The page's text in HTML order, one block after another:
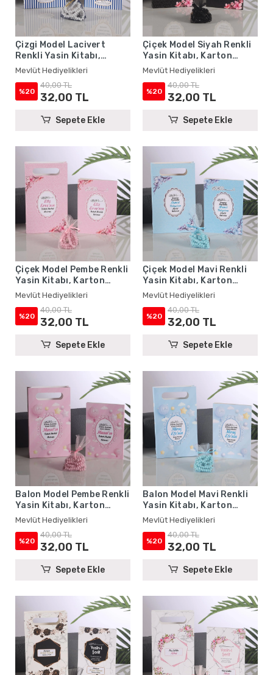
Çizgi Model Lacivert
Renkli Yasin Kitabı,
Karton Çanta ve Tesbih -
Mevlüt Hediyelikleri
Mevlüt Hediyelikleri
%20
40,00 TL
32,00 TL
Sepete Ekle
Çiçek Model Siyah Renkli
Yasin Kitabı, Karton
Çanta ve Tesbih - Mevlüt
Hediyelikleri
Mevlüt Hediyelikleri
%20
40,00 TL
32,00 TL
Sepete Ekle
Çiçek Model Pembe Renkli
Yasin Kitabı, Karton
Çanta ve Tesbih - Mevlüt
Hediyelikleri
Mevlüt Hediyelikleri
%20
40,00 TL
32,00 TL
Sepete Ekle
Çiçek Model Mavi Renkli
Yasin Kitabı, Karton
Çanta ve Tesbih - Mevlüt
Hediyelikleri
Mevlüt Hediyelikleri
%20
40,00 TL
32,00 TL
Sepete Ekle
Balon Model Pembe Renkli
Yasin Kitabı, Karton
Çanta ve Tesbih - Mevlüt
Hediyelikleri
Mevlüt Hediyelikleri
%20
40,00 TL
32,00 TL
Sepete Ekle
Balon Model Mavi Renkli
Yasin Kitabı, Karton
Çanta ve Tesbih - Mevlüt
Hediyelikleri
Mevlüt Hediyelikleri
%20
40,00 TL
32,00 TL
Sepete Ekle